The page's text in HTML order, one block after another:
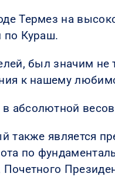
Термез на
по Кураш.
был значим
к нашему
абсолютной
также является
по